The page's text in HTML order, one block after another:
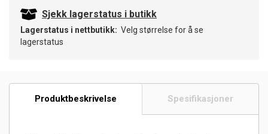
Sjekk lagerstatus i butikk
Lagerstatus i nettbutikk: Velg størrelse for å se
lagerstatus
Produktbeskrivelse Spesifikasjoner